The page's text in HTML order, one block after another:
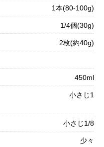
1本(80-100g)
1/4個(30g)
2枚(約40g)
450ml
小さじ1
小さじ1/8
少々